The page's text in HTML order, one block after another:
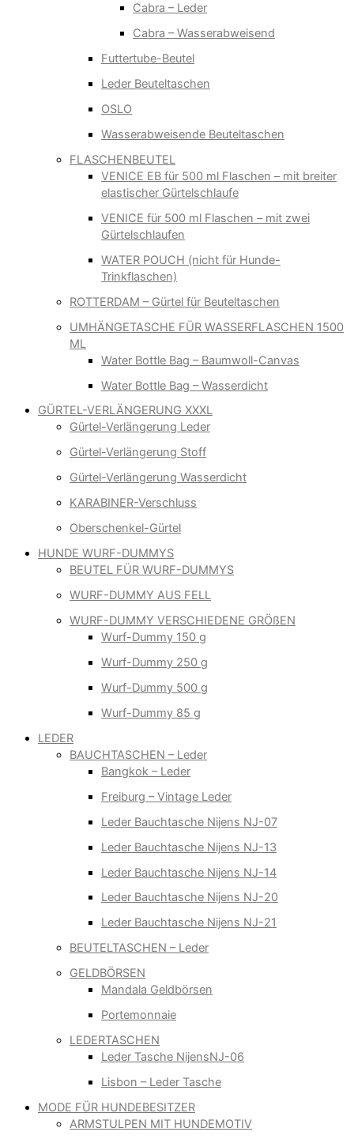
Cabra – Leder
Cabra – Wasserabweisend
Futtertube-Beutel
Leder Beuteltaschen
OSLO
Wasserabweisende Beuteltaschen
FLASCHENBEUTEL
VENICE EB für 500 ml Flaschen – mit breiter
elastischer Gürtelschlaufe
VENICE für 500 ml Flaschen – mit zwei
Gürtelschlaufen
WATER POUCH (nicht für Hunde-
Trinkflaschen)
ROTTERDAM – Gürtel für Beuteltaschen
UMHÄNGETASCHE FÜR WASSERFLASCHEN 1500
ML
Water Bottle Bag – Baumwoll-Canvas
Water Bottle Bag – Wasserdicht
GÜRTEL-VERLÄNGERUNG XXXL
Gürtel-Verlängerung Leder
Gürtel-Verlängerung Stoff
Gürtel-Verlängerung Wasserdicht
KARABINER-Verschluss
Oberschenkel-Gürtel
HUNDE WURF-DUMMYS
BEUTEL FÜR WURF-DUMMYS
WURF-DUMMY AUS FELL
WURF-DUMMY VERSCHIEDENE GRÖßEN
Wurf-Dummy 150 g
Wurf-Dummy 250 g
Wurf-Dummy 500 g
Wurf-Dummy 85 g
LEDER
BAUCHTASCHEN – Leder
Bangkok – Leder
Freiburg – Vintage Leder
Leder Bauchtasche Nijens NJ-07
Leder Bauchtasche Nijens NJ-13
Leder Bauchtasche Nijens NJ-14
Leder Bauchtasche Nijens NJ-20
Leder Bauchtasche Nijens NJ-21
BEUTELTASCHEN – Leder
GELDBÖRSEN
Mandala Geldbörsen
Portemonnaie
LEDERTASCHEN
Leder Tasche NijensNJ-06
Lisbon – Leder Tasche
MODE FÜR HUNDEBESITZER
ARMSTULPEN MIT HUNDEMOTIV